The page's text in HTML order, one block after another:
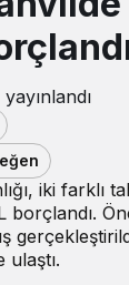
yayınlandı
iki farklı
ulaştı.